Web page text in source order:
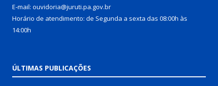
E-mail: ouvidoria@juruti.pa.gov.br
Horário de atendimento: de Segunda a sexta das 08:00h às
14:00h
ÚLTIMAS PUBLICAÇÕES